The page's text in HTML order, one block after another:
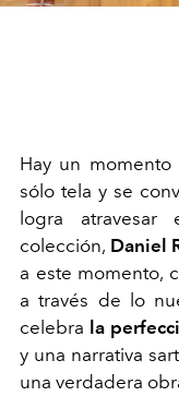
Hay un
sólo tela y se
logra
colección, Daniel
a este momento,
a través de lo
celebra la
y una narrativa
una verdadera